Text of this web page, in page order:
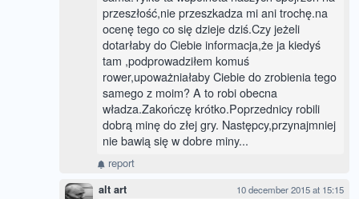
przeszłość,nie przeszkadza mi ani trochę.na
ocenę tego co się dzieje dziś.Czy jeżeli
dotarłaby do Ciebie informacja,że ja kiedyś
tam ,podprowadziłem komuś
rower,upoważniałaby Ciebie do zrobienia tego
samego z moim? A to robi obecna
władza.Zakończę krótko.Poprzednicy robili
dobrą minę do złej gry. Następcy,przynajmniej
nie bawią się w dobre miny...
report
alt art 10 december 2015 at 15:15